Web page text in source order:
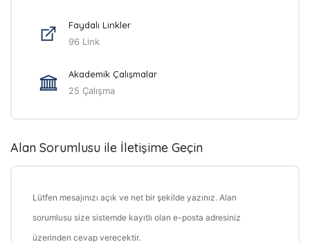
Faydalı Linkler
96 Link
Akademik Çalışmalar
25 Çalışma
Alan Sorumlusu ile İletişime Geçin
Lütfen mesajınızı açık ve net bir şekilde yazınız. Alan
sorumlusu size sistemde kayıtlı olan e-posta adresiniz
üzerinden cevap verecektir.